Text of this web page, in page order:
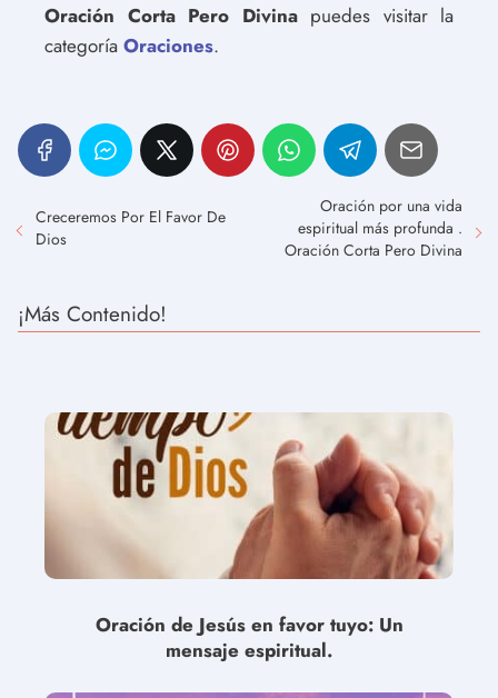
Oración Corta Pero Divinapuedes visitar la
categoría Oraciones.
Creceremos Por El Favor De
Dios
Oración por una vida
espiritual más profunda .
Oración Corta Pero Divina
¡Más Contenido!
Oración de Jesús en favor tuyo: Un
mensaje espiritual.